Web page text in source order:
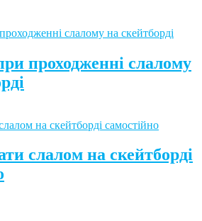
проходженні слалому
слалом на скейтборді